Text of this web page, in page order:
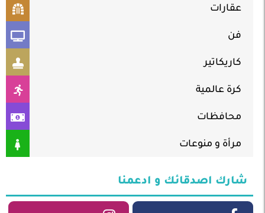
عقارات
فن
كاريكاتير
كرة عالمية
محافظات
مرأة و منوعات
شارك اصدقائك و ادعمنا